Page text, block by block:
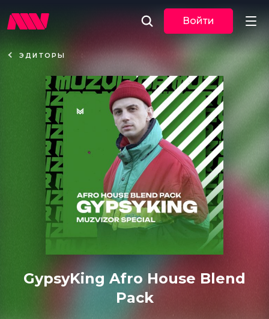
Новости
Музыка
По трекам
По жанрам
Плейлисты
Bar&Club
Войти
ЭДИТОРЫ
GypsyKing Afro House Blend
Pack